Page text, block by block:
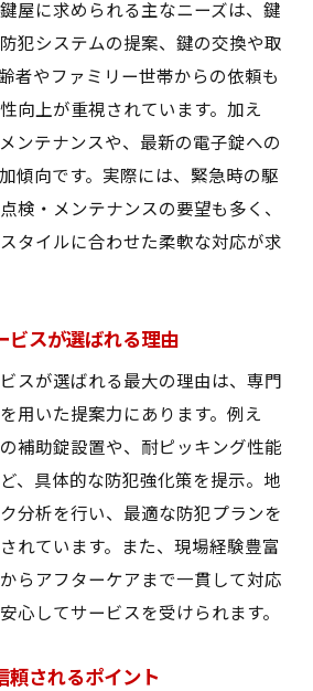
屋に求められる主なニーズは、鍵
犯システムの提案、鍵の交換や取
者やファミリー世帯からの依頼も
向上が重視されています。加え
ンテナンスや、最新の電子錠への
傾向です。実際には、緊急時の駆
検・メンテナンスの要望も多く、
タイルに合わせた柔軟な対応が求
ビスが選ばれる理由
スが選ばれる最大の理由は、専門
用いた提案力にあります。例え
補助錠設置や、耐ピッキング性能
、具体的な防犯強化策を提示。地
分析を行い、最適な防犯プランを
れています。また、現場経験豊富
らアフターケアまで一貫して対応
心してサービスを受けられます。
頼されるポイント